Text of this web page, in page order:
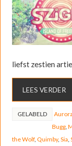
liefst zestien
LEES VERDER
GELABELD Aurora
Bugg,
the Wolf, Quimby, Sia